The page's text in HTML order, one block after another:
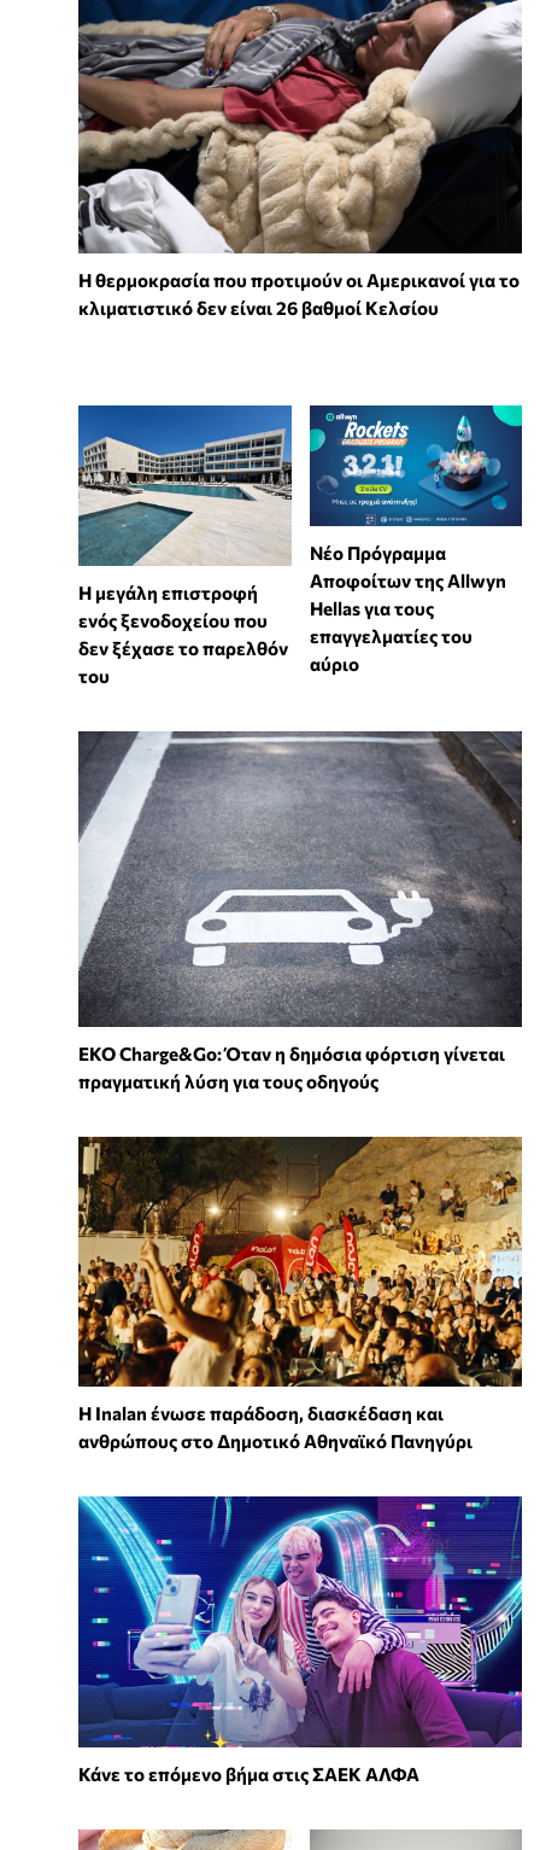
Η θερμοκρασία που προτιμούν οι Αμερικανοί για το
κλιματιστικό δεν είναι 26 βαθμοί Κελσίου
Η μεγάλη επιστροφή
ενός ξενοδοχείου που
δεν ξέχασε το παρελθόν
του
Νέο Πρόγραμμα
Αποφοίτων της Allwyn
Hellas για τους
επαγγελματίες του
αύριο
EKO Charge&Go: Όταν η δημόσια φόρτιση γίνεται
πραγματική λύση για τους οδηγούς
Η Inalan ένωσε παράδοση, διασκέδαση και
ανθρώπους στο Δημοτικό Αθηναϊκό Πανηγύρι
Κάνε το επόμενο βήμα στις ΣΑΕΚ ΑΛΦΑ